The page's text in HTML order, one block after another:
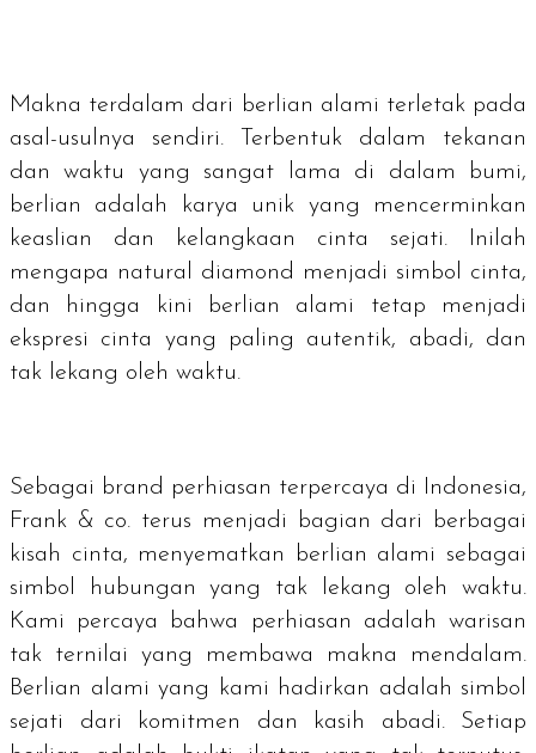
Makna terdalam dari berlian alami terletak pada
asal-usulnya sendiri. Terbentuk dalam tekanan
dan waktu yang sangat lama di dalam bumi,
berlian adalah karya unik yang mencerminkan
keaslian dan kelangkaan cinta sejati. Inilah
mengapa natural diamond menjadi simbol cinta,
dan hingga kini berlian alami tetap menjadi
ekspresi cinta yang paling autentik, abadi, dan
tak lekang oleh waktu.
Sebagai brand perhiasan terpercaya di Indonesia,
Frank & co. terus menjadi bagian dari berbagai
kisah cinta, menyematkan berlian alami sebagai
simbol hubungan yang tak lekang oleh waktu.
Kami percaya bahwa perhiasan adalah warisan
tak ternilai yang membawa makna mendalam.
Berlian alami yang kami hadirkan adalah simbol
sejati dari komitmen dan kasih abadi. Setiap